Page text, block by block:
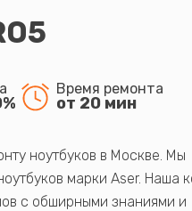
Время ремонта
от 20 мин
ноутбуков в Москве. Мы
марки Aser. Наша
с обширными знаниями и